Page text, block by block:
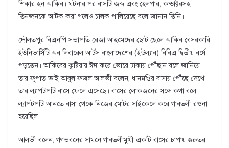
শিকার হন আকিব। ঘটনার পর বাসটি জব্দ এবং হেলপার, কন্ডাক্টরসহ
তিনজনকে আটক করা গলেও চালক পালিয়েছে বলে জানান তিনি।
দৌলতপুর বিএনপি সভাপতি রেজা আহমেদের ছোট ছেলে আকিব বেসরকারি
ইউনিভার্সিটি অব লিবারেল আর্টস বাংলাদেশের (ইউল্যাব) বিবিএ দ্বিতীয় বর্ষে
পড়তেন। আকিবের কুষ্টিয়ায় ঈদ করে ভোরে ঢাকায় পৌঁছান বলে জানিয়ে
তার ফুপাত ভাই আবুল ফজল আলভী বলেন, ধানমণ্ডির বাসায় পৌঁছে দেখে
তার ল্যাপটপটি বাসে ফেলে এসেছে। বাসের লোকজনের সঙ্গে কথা বলে
ল্যাপটপটি আনতে বাসা থেকে নিজের মোটর সাইকেলে করে গাবতলী রওনা
হয়েছিল।
আলভী বলেন, গণভবনের সামনে গাবতলীমুখী একটি বাসের চাপায় গুরুতর